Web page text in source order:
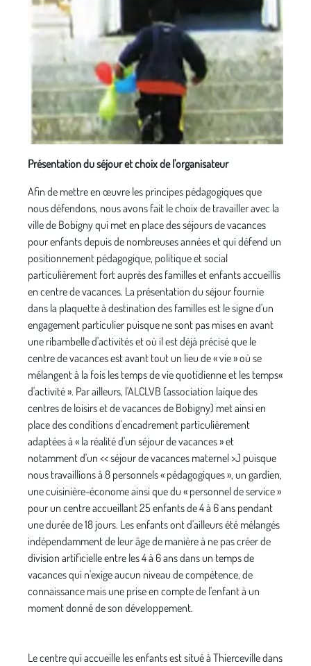
Présentation du séjour et choix de l'organisateur
Afin de mettre en œuvre les principes pédagogiques que
nous défendons, nous avons fait le choix de travailler avec la
ville de Bobigny qui met en place des séjours de vacances
pour enfants depuis de nom­breuses années et qui défend un
position­nement pédagogique, politique et social
particulièrement fort auprès des familles et enfants accueillis
en centre de vacances. La présentation du séjour fournie
dans la plaquette à destination des familles est le signe d'un
engagement particulier puisque ne sont pas mises en avant
une ribambelle d'ac­tivités et où il est déjà précisé que le
centre de vacances est avant tout un lieu de « vie » où se
mélangent à la fois les temps de vie quotidienne et les temps«
d'acti­vité ». Par ailleurs, l'ALCLVB (association laïque des
centres de loisirs et de vacances de Bobigny) met ainsi en
place des conditions d'encadrement particulière­ment
adaptées à « la réalité d'un séjour de vacances » et
notamment d'un << séjour de vacances maternel >J puisque
nous travaillions à 8 personnels « pédago­giques », un gardien,
une cuisinière-économe ainsi que du « personnel de service »
pour un centre accueillant 25 enfants de 4 à 6 ans pendant
une durée de 18 jours. Les enfants ont d'ailleurs été mélangés
indépendamment de leur âge de manière à ne pas créer de
division artificielle entre les 4 à 6 ans dans un temps de
vacances qui n'exige aucun niveau de compétence, de
connaissance mais une prise en compte de l'enfant à un
moment donné de son déve­loppement.
Le centre qui accueille les enfants est situé à Thierce­ville dans